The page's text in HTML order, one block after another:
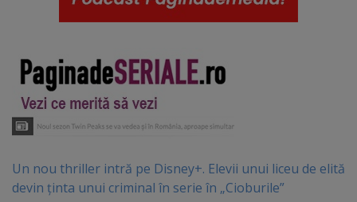
Un nou thriller intră pe Disney+. Elevii unui liceu de elită
devin ținta unui criminal în serie în „Cioburile”